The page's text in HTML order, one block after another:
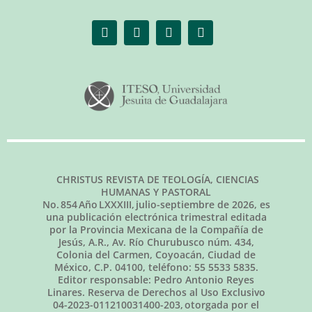
CHRISTUS REVISTA DE TEOLOGÍA, CIENCIAS
HUMANAS Y PASTORAL
No.854Año LXXXIII, julio-septiembre de 2026, es
una publicación electrónica trimestral editada
por la Provincia Mexicana de la Compañía de
Jesús, A.R., Av. Río Churubusco núm. 434,
Colonia del Carmen, Coyoacán, Ciudad de
México, C.P. 04100, teléfono: 55 5533 5835.
Editor responsable: Pedro Antonio Reyes
Linares. Reserva de Derechos al Uso Exclusivo
04-2023-011210031400-203, otorgada por el